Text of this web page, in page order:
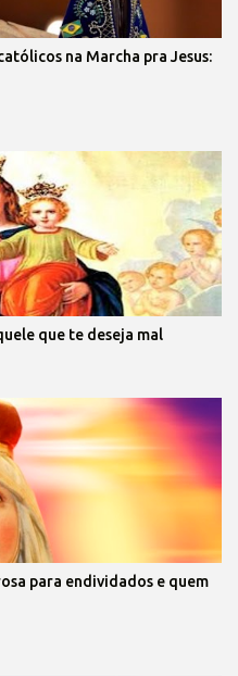
na Marcha pra Jesus:
que te deseja mal
para endividados e quem